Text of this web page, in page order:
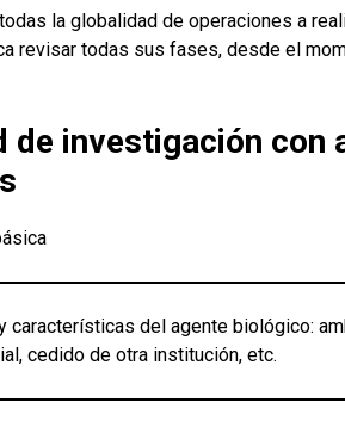
la globalidad de operaciones a
revisar todas sus fases, desde el
investigación con
características del agente biológico:
cedido de otra institución, etc.